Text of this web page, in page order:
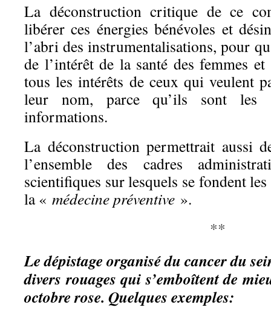
La déconstruction critique de ce
libérer ces énergies bénévoles et
l’abri des instrumentalisations, pour
de l’intérêt de la santé des femmes
tous les intérêts de ceux qui veulent
leur nom, parce qu’ils sont les
informations.
La déconstruction permettrait aussi
l’ensemble des cadres
scientifiques sur lesquels se fondent
la « médecine préventive ».
**
Le dépistage organisé du cancer du
divers rouages qui s’emboîtent de
octobre rose. Quelques exemples: